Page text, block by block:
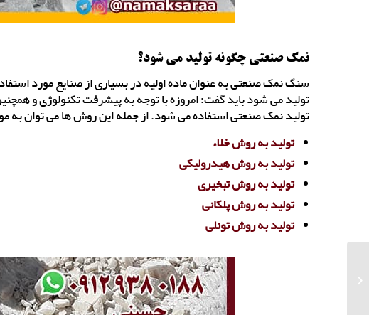
نمک صنعتی چگونه تولید می شود؟
سنگ نمک صنعتی به عنوان ماده اولیه در بسیاری از صنایع مورد
تولید می شود باید گفت: امروزه با توجه به پیشرفت تکنولوژی و
تولید نمک صنعتی استفاده می شود. از جمله این روش ها می توان به
تولید به روش خلاء
تولید به روش هیدرولیکی
تولید به روش تبخیری
تولید به روش پلکانی
تولید به روش تونلی
خرید نمک آبی ویژه بازار
آلمان و کانادا